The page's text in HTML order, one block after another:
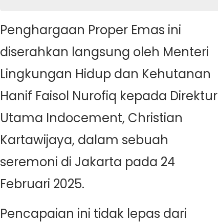
Penghargaan Proper Emas ini
diserahkan langsung oleh Menteri
Lingkungan Hidup dan Kehutanan
Hanif Faisol Nurofiq kepada Direktur
Utama Indocement, Christian
Kartawijaya, dalam sebuah
seremoni di Jakarta pada 24
Februari 2025.
Pencapaian ini tidak lepas dari